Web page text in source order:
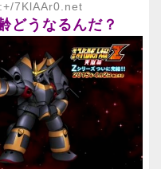
7KlAAr0.net
どうなるんだ？